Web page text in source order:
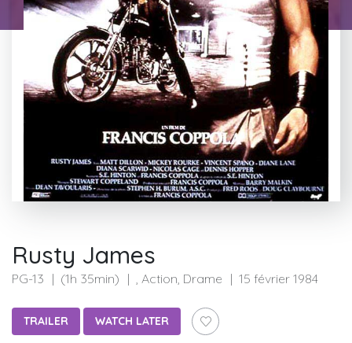
Rusty James
PG-13 (1h 35min) , Action, Drame 15 février 1984
TRAILER WATCH LATER